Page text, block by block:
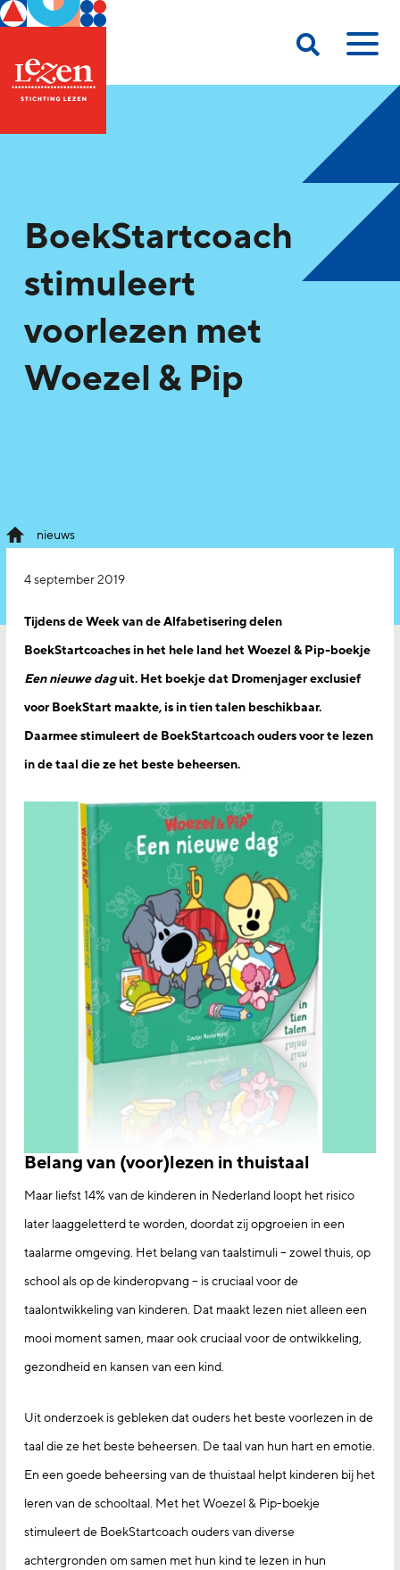
BoekStartcoach
stimuleert
voorlezen met
Woezel & Pip
nieuws
4 september 2019
Tijdens de Week van de Alfabetisering delen
BoekStartcoaches in het hele land het Woezel & Pip-boekje
Een nieuwe daguit. Het boekje dat Dromenjager exclusief
voor BoekStart maakte, is in tien talen beschikbaar.
Daarmee stimuleert de BoekStartcoach ouders voor te lezen
in de taal die ze het beste beheersen.
Belang van (voor)lezen in thuistaal
Maar liefst 14% van de kinderen in Nederland loopt het risico
later laaggeletterd te worden, doordat zij opgroeien in een
taalarme omgeving. Het belang van taalstimuli – zowel thuis, op
school als op de kinderopvang – is cruciaal voor de
taalontwikkeling van kinderen. Dat maakt lezen niet alleen een
mooi moment samen, maar ook cruciaal voor de ontwikkeling,
gezondheid en kansen van een kind.
Uit onderzoek is gebleken dat ouders het beste voorlezen in de
taal die ze het beste beheersen. De taal van hun hart en emotie.
En een goede beheersing van de thuistaal helpt kinderen bij het
leren van de schooltaal. Met het Woezel & Pip-boekje
stimuleert de BoekStartcoach ouders van diverse
achtergronden om samen met hun kind te lezen in hun